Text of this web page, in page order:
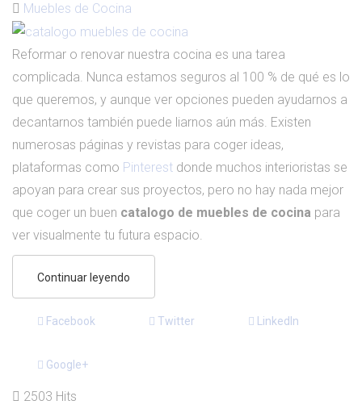
Muebles de Cocina
Reformar o renovar nuestra cocina es una tarea
complicada. Nunca estamos seguros al 100 % de qué es lo
que queremos, y aunque ver opciones pueden ayudarnos a
decantarnos también puede liarnos aún más. Existen
numerosas páginas y revistas para coger ideas,
plataformas como Pinterest donde muchos interioristas se
apoyan para crear sus proyectos, pero no hay nada mejor
que coger un buen catalogo de muebles de cocina para
ver visualmente tu futura espacio.
Continuar leyendo
Facebook Twitter LinkedIn
Google+
2503 Hits